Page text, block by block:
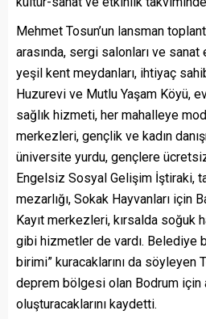
Mehmet Tosun’un lansman
arasında, sergi salonları ve
yeşil kent meydanları, ihtiyaç
Huzurevi ve Mutlu Yaşam Köyü,
sağlık hizmeti, her mahalleye
merkezleri, gençlik ve kadın
üniversite yurdu, gençlere
Engelsiz Sosyal Gelişim İştiraki,
mezarlığı, Sokak Hayvanları için
Kayıt merkezleri, kırsalda soğuk
gibi hizmetler de vardı. Belediye
birimi” kuracaklarını da söyleyen
deprem bölgesi olan Bodrum için
oluşturacaklarını kaydetti.